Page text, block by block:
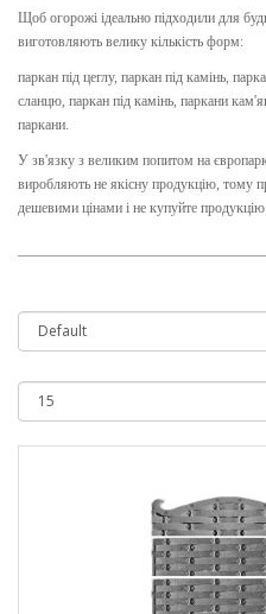
Щоб огорожі ідеально підходили для
виготовляють велику кількість форм:
паркан під цеглу, паркан під камінь,
сланцю, паркан під камінь, паркани
паркани.
У зв'язку з великим попитом на
виробляють не якісну продукцію, тому
дешевими цінами і не купуйте